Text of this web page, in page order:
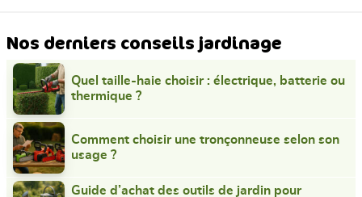
Nos derniers conseils jardinage
Quel taille-haie choisir : électrique, batterie ou
thermique ?
Comment choisir une tronçonneuse selon son
usage ?
Guide d’achat des outils de jardin pour